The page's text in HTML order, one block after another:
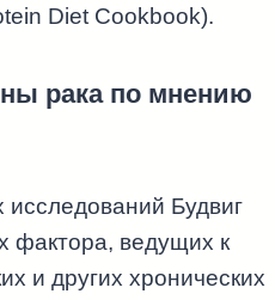
Diet Cookbook).
рака по мнению
Будвиг
фактора, ведущих к
и других хронических